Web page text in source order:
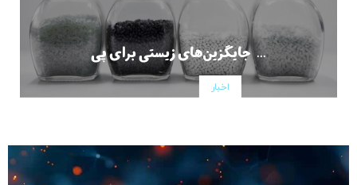
جایگزین‌های زیستی برای پی ...
اخبار